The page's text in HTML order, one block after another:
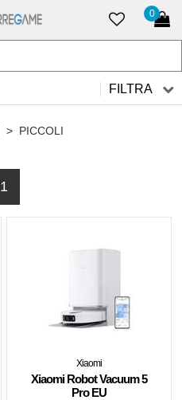
0
FILTRA
> PICCOLI
1
Xiaomi
Xiaomi Robot Vacuum 5
Pro EU